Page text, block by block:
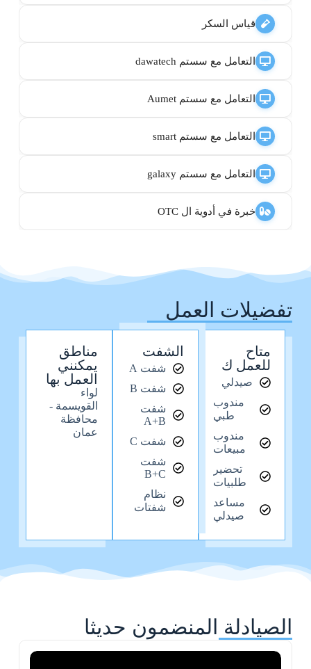
قياس السكر
التعامل مع سستم dawatech
التعامل مع سستم Aumet
التعامل مع سستم smart
التعامل مع سستم galaxy
خبرة في أدوية ال OTC
تفضيلات العمل
متاح
للعمل ك
صيدلي
مندوب
طبي
مندوب
مبيعات
تحضير
طلبيات
مساعد
صيدلي
الشفت
شفت A
شفت B
شفت
A+B
شفت C
شفت
B+C
نظام
شفتات
مناطق
يمكنني
العمل بها
لواء
القويسمة -
محافظة
عمان
الصيادلة المنضمون حديثا